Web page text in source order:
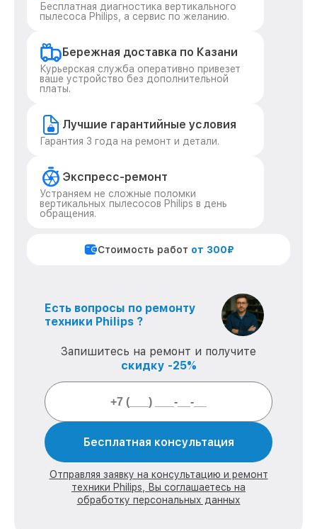
Бесплатная диагностика вертикального
пылесоса Philips, а сервис по желанию.
Бережная доставка по Казани
Курьерская служба оперативно привезет
ваше устройство без дополнительной
платы.
Лучшие гарантийные условия
Гарантия 3 года на ремонт и детали.
Экспресс-ремонт
Устраняем не сложные поломки
вертикальных пылесосов Philips в день
обращения.
Стоимость работ от 300₽
Есть вопросы по ремонту
техники Philips ?
Запишитесь на ремонт и получите
скидку -25%
Бесплатная консультация
Отправляя заявку на консультацию и ремонт
техники Philips, Вы соглашаетесь на
обработку персональных данных